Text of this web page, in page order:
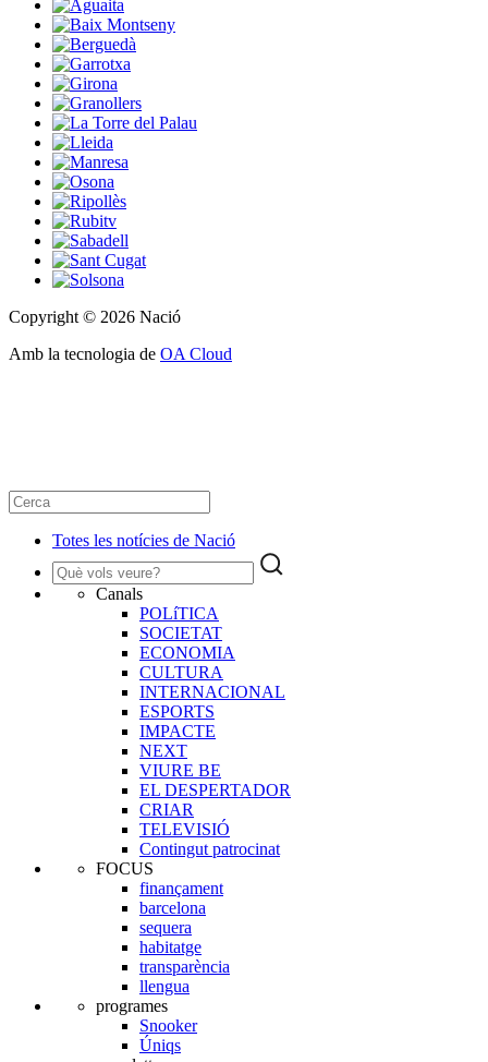
Copyright © 2026 Nació
Amb la tecnologia de OA Cloud
Totes les notícies de Nació
Canals
POLíTICA
SOCIETAT
ECONOMIA
CULTURA
INTERNACIONAL
ESPORTS
IMPACTE
NEXT
VIURE BE
EL DESPERTADOR
CRIAR
TELEVISIÓ
Contingut patrocinat
FOCUS
finançament
barcelona
sequera
habitatge
transparència
llengua
programes
Snooker
Úniqs